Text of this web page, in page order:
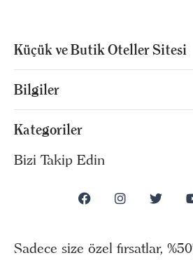
Küçük ve Butik Oteller Sitesi
Bilgiler
Kategoriler
Bizi Takip Edin
Sadece size özel fırsatlar,